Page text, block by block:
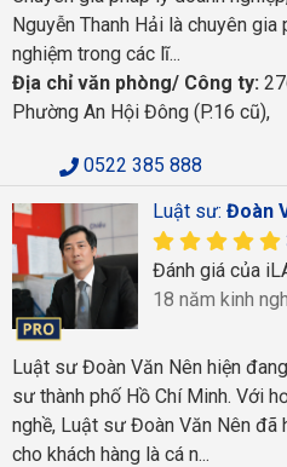
Nguyễn Thanh Hải là chuyên
nghiệm trong các lĩ...
Địa chỉ văn phòng/ Công ty:
Phường An Hội Đông (P.16 cũ),
0522 385 888
Luật sư: Đoàn
Đánh giá của
18 năm kinh
Luật sư Đoàn Văn Nên hiện
sư thành phố Hồ Chí Minh. Với
nghề, Luật sư Đoàn Văn Nên đã
cho khách hàng là cá n...